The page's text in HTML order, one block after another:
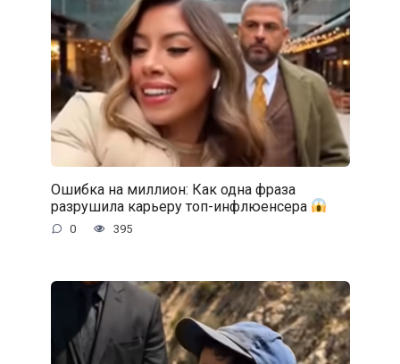
Ошибка на миллион: Как одна фраза
разрушила карьеру топ-инфлюенсера
0 395